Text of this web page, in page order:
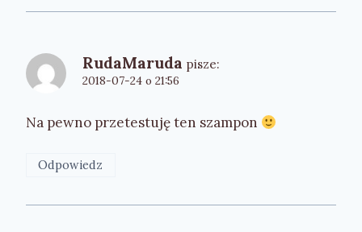
RudaMaruda pisze:
2018-07-24 o 21:56
Na pewno przetestuję ten szampon
Odpowiedz